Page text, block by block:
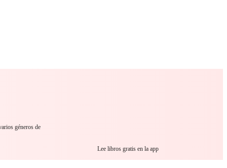
géneros de
Lee libros gratis en la app